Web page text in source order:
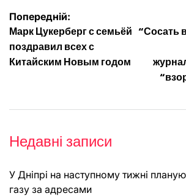
Навігація
записів
Попередній:
Марк Цукерберг с семьёй
поздравил всех с
Китайским Новым годом
“Сосать
Недавні записи
У Дніпрі на наступному тижні
газу за адресами